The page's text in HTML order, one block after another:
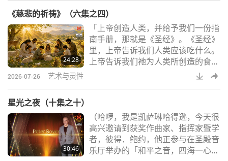
品情有独钟，因为这种观念已根深蒂
固，他们认为乳制品是素食。牛奶产
量非常高，是全世界最高的。事实
上，印度是世界上最大的牛肉出口国
之一，这要归功于乳制品产业。因为
经过三、四次，反覆人工授精之后—
《慈悲的祈祷》（六集之四）
24:28
「上帝创造人类，并给予我们一份指
南手册，那就是《圣经》。《圣经》
里，上帝告诉我们人类应该吃什么。
上帝告诉我们祂为人类所创造的食
物，如果我们在乎自己，在乎上帝意
和猪排，以及诸如这类，他们明知不
健康，且会摧毁他们的健康的食物
时，那么我必须问：『你爱这种吃不
健康食物的乐趣是否胜过爱上帝？因
2026-07-26 艺术与灵性
星光之夜（十集之十）
30:46
（哈啰，我是凯萨琳哈得逊，今天很
高兴邀请到获奖作曲家、指挥家暨学
者，彼得．鲍约，他正参与在圣殿音
乐厅举办的「和平之音，四海一心」